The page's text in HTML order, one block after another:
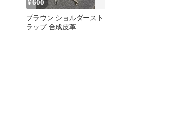
¥600
ブラウン ショルダースト
ラップ 合成皮革